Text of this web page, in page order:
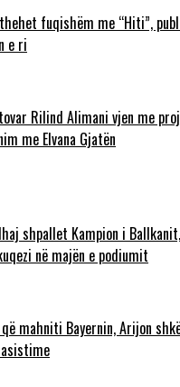
fuqishëm me “Hiti”,
e ri
Rilind Alimani vjen me
me Elvana Gjatën
shpallet Kampion i
në majën e podiumit
mahniti Bayernin, Arijon